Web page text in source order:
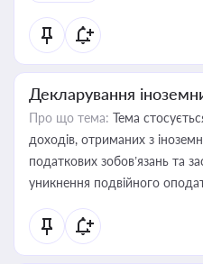
Декларування
Про що тема: Тема
доходів, отриманих з
податкових зобов’язань та
уникнення подвійного